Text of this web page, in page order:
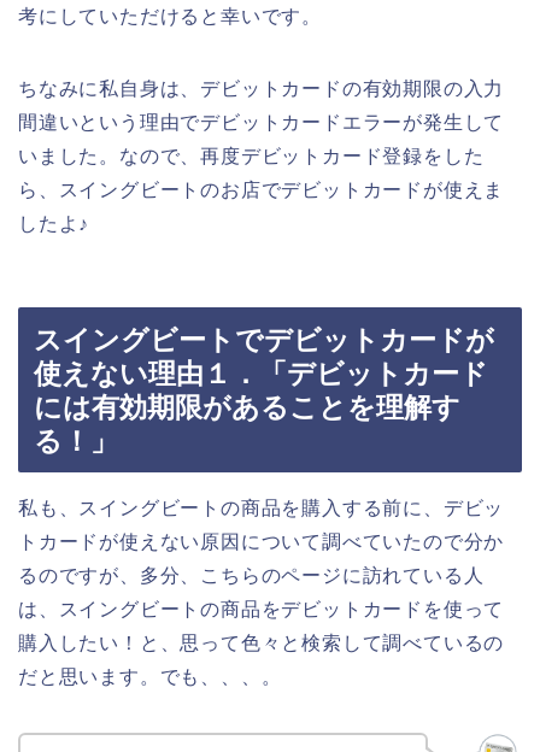
考にしていただけると幸いです。
ちなみに私自身は、デビットカードの有効期限の入力
間違いという理由でデビットカードエラーが発生して
いました。なので、再度デビットカード登録をした
ら、スイングビートのお店でデビットカードが使えま
したよ♪
スイングビートでデビットカードが
使えない理由１．「デビットカード
には有効期限があることを理解す
る！」
私も、スイングビートの商品を購入する前に、デビッ
トカードが使えない原因について調べていたので分か
るのですが、多分、こちらのページに訪れている人
は、スイングビートの商品をデビットカードを使って
購入したい！と、思って色々と検索して調べているの
だと思います。でも、、、。